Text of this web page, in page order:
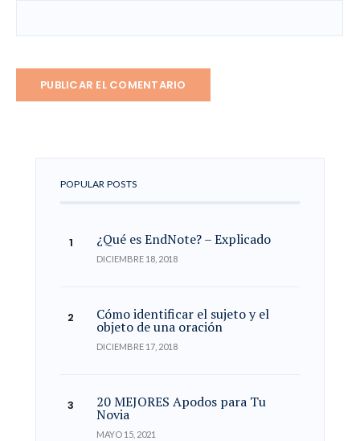
POPULAR POSTS
¿Qué es EndNote? – Explicado
DICIEMBRE 18, 2018
Cómo identificar el sujeto y el
objeto de una oración
DICIEMBRE 17, 2018
20 MEJORES Apodos para Tu
Novia
MAYO 15, 2021